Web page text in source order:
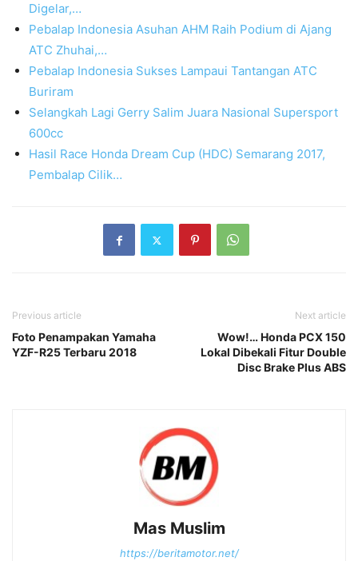
Digelar,…
Pebalap Indonesia Asuhan AHM Raih Podium di Ajang
ATC Zhuhai,…
Pebalap Indonesia Sukses Lampaui Tantangan ATC
Buriram
Selangkah Lagi Gerry Salim Juara Nasional Supersport
600cc
Hasil Race Honda Dream Cup (HDC) Semarang 2017,
Pembalap Cilik…
Previous article
Foto Penampakan Yamaha
YZF-R25 Terbaru 2018
Next article
Wow!… Honda PCX 150
Lokal Dibekali Fitur Double
Disc Brake Plus ABS
Mas Muslim
https://beritamotor.net/